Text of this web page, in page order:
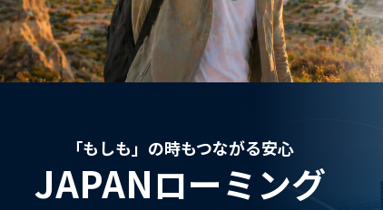
「もしも」の時もつながる安心
JAPANローミング